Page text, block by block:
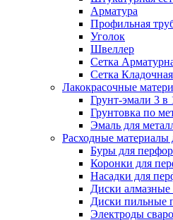
Арматура
Профильная
Уголок
Швеллер
Сетка
Сетка Кладочная
Лакокрасочные
Грунт-эмали 3 в
Грунтовка по
Эмаль для
Расходные материалы
Буры для
Коронки для
Насадки для
Диски алмазные
Диски пильные
Электроды